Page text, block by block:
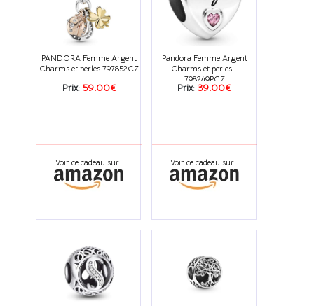
PANDORA Femme Argent
Charms et perles 797852CZ
Prix: 59.00€
Voir ce cadeau sur
Pandora Femme Argent
Charms et perles -
798249PCZ
Prix:39.00€
Voir ce cadeau sur